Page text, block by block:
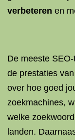
verbeteren en
De meeste
de prestaties
over hoe goed
zoekmachines,
welke
landen.